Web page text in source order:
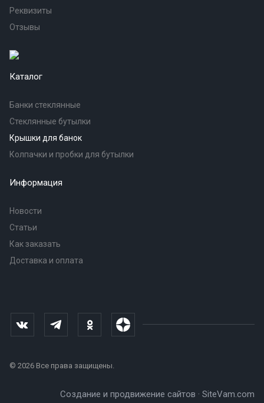
Реквизиты
Отзывы
Каталог
Банки стеклянные
Стеклянные бутылки
Крышки для банок
Колпачки и пробки для бутылки
Информация
Новости
Статьи
Как заказать
Доставка и оплата
© 2026 Все права защищены.
Создание и продвижение сайтов · SiteVam.com